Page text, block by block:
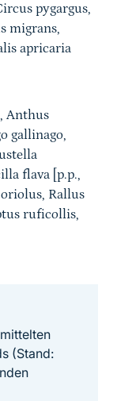
pygargus,
migrans,
apricaria
Anthus
gallinago,
flava [p.p.,
Rallus
ruficollis,
(Stand: